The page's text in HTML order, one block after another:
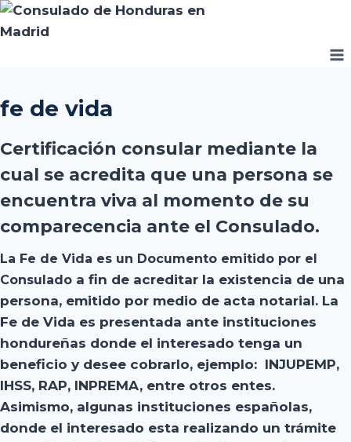
Saltar
al
fe de vida
Certificación consular mediante la
cual se acredita que una persona se
encuentra viva al momento de su
comparecencia ante el Consulado.
La Fe de Vida es un Documento emitido por el
Consulado a fin de acreditar la existencia de una
persona, emitido por medio de acta notarial. La
Fe de Vida es presentada ante instituciones
hondureñas donde el interesado tenga un
beneficio y desee cobrarlo, ejemplo: INJUPEMP,
IHSS, RAP, INPREMA, entre otros entes.
Asimismo, algunas instituciones españolas,
donde el interesado esta realizando un trámite